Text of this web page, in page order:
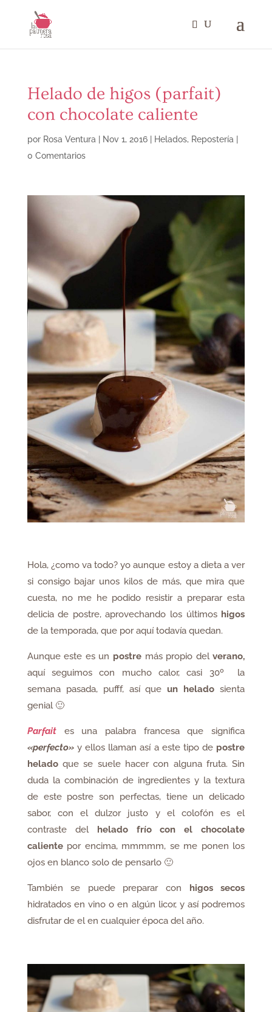
Helado de higos (parfait)
con chocolate caliente
por Rosa Ventura Nov 1, 2016| Helados, Repostería
0 Comentarios
Hola, ¿como va todo? yo aunque estoy a dieta a ver
si consigo bajar unos kilos de más, que mira que
cuesta, no me he podido resistir a preparar esta
delicia de postre, aprovechando los últimos higos
de la temporada, que por aquí todavía quedan.
Aunque este es un postre más propio delverano,
aquí seguimos con mucho calor, casi 30º la
semana pasada, pufff, así queun helado sienta
genial 🙂
Parfait es una palabra francesa que significa
«perfecto»y ellos llaman así a este tipo de postre
heladoque se suele hacer con alguna fruta. Sin
duda la combinación de ingredientes y la textura
de este postre son perfectas, tiene un delicado
sabor, con el dulzor justo y el colofón es el
contraste delhelado frío con el chocolate
calientepor encima, mmmmm, se me ponen los
ojos en blanco solo de pensarlo 🙂
También se puede preparar con higos secos
hidratados en vino o en algún licor, y así podremos
disfrutar de el en cualquier época del año.